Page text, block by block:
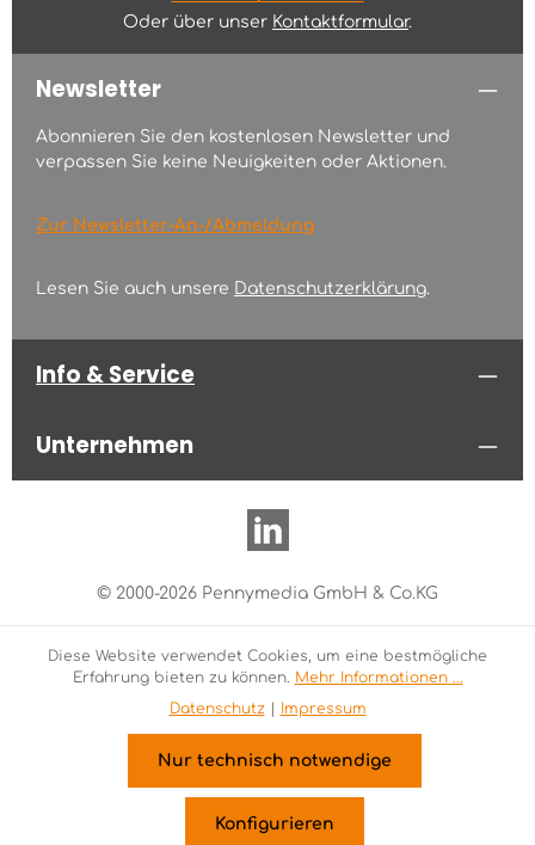
Oder über unser Kontaktformular.
Newsletter
Abonnieren Sie den kostenlosen Newsletter und
verpassen Sie keine Neuigkeiten oder Aktionen.
Zur Newsletter-An-/Abmeldung
Lesen Sie auch unsere Datenschutzerklärung.
Info & Service
Unternehmen
© 2000-2026 Pennymedia GmbH & Co.KG
Diese Website verwendet Cookies, um eine bestmögliche
Erfahrung bieten zu können. Mehr Informationen ...
Datenschutz| Impressum
Nur technisch notwendige
Konfigurieren